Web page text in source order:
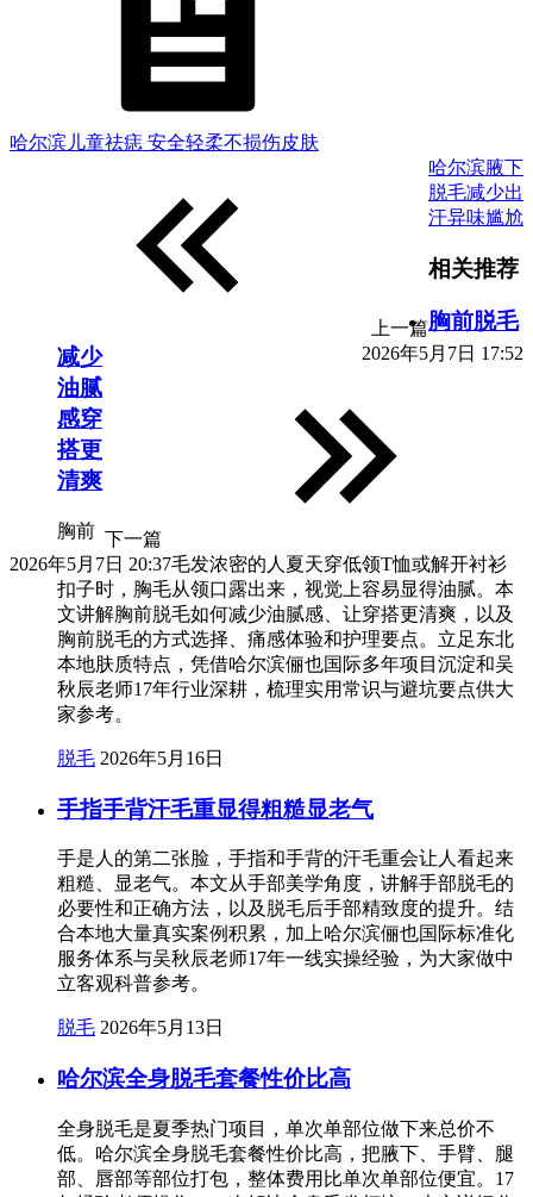
哈尔滨儿童祛痣 安全轻柔不损伤皮肤
上一篇
2026年5月7日 17:52
哈尔滨腋下
脱毛减少出
汗异味尴尬
下一篇
2026年5月7日 20:37
相关推荐
胸前脱毛
减少
油腻
感穿
搭更
清爽
胸前
毛发浓密的人夏天穿低领T恤或解开衬衫
扣子时，胸毛从领口露出来，视觉上容易显得油腻。本
文讲解胸前脱毛如何减少油腻感、让穿搭更清爽，以及
胸前脱毛的方式选择、痛感体验和护理要点。立足东北
本地肤质特点，凭借哈尔滨俪也国际多年项目沉淀和吴
秋辰老师17年行业深耕，梳理实用常识与避坑要点供大
家参考。
脱毛 2026年5月16日
手指手背汗毛重显得粗糙显老气
手是人的第二张脸，手指和手背的汗毛重会让人看起来
粗糙、显老气。本文从手部美学角度，讲解手部脱毛的
必要性和正确方法，以及脱毛后手部精致度的提升。结
合本地大量真实案例积累，加上哈尔滨俪也国际标准化
服务体系与吴秋辰老师17年一线实操经验，为大家做中
立客观科普参考。
脱毛 2026年5月13日
哈尔滨全身脱毛套餐性价比高
全身脱毛是夏季热门项目，单次单部位做下来总价不
低。哈尔滨全身脱毛套餐性价比高，把腋下、手臂、腿
部、唇部等部位打包，整体费用比单次单部位便宜。17